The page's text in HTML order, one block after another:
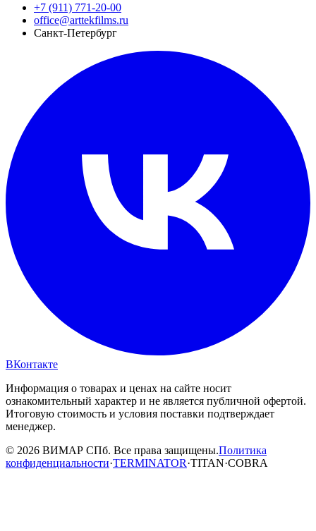
+7 (911) 771-20-00
office@arttekfilms.ru
Санкт-Петербург
ВКонтакте
Информация о товарах и ценах на сайте носит
ознакомительный характер и не является публичной офертой.
Итоговую стоимость и условия поставки подтверждает
менеджер.
© 2026 ВИМАР СПб. Все права защищены.Политика
конфиденциальности·TERMINATOR·TITAN·COBRA